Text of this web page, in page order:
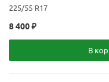
225/55 R17
8 400₽
В